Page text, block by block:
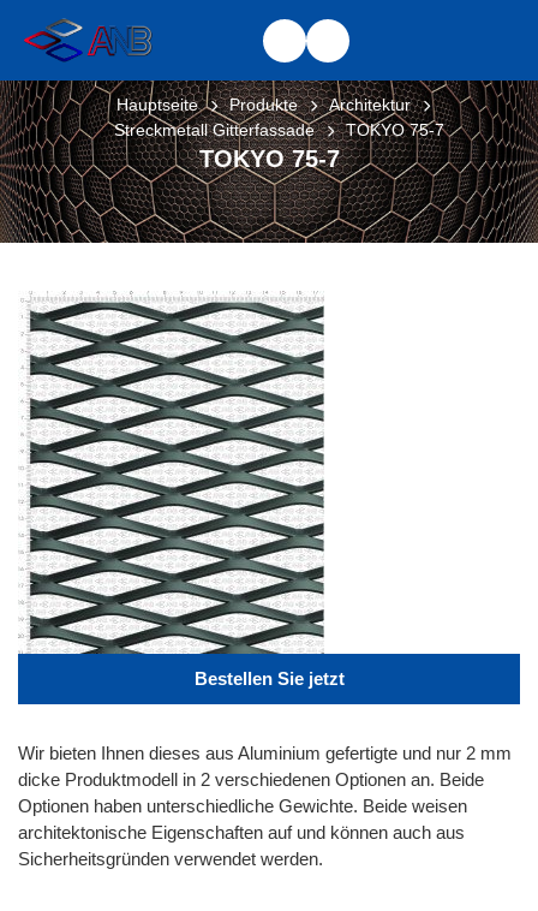
TOKYO 75-7
Hauptseite Produkte
Architektur
Streckmetall Gitterfassade
TOKYO 75-7
Bestellen Sie jetzt
Wir bieten Ihnen dieses aus Aluminium gefertigte und nur 2 mm
dicke Produktmodell in 2 verschiedenen Optionen an. Beide
Optionen haben unterschiedliche Gewichte. Beide weisen
architektonische Eigenschaften auf und können auch aus
Sicherheitsgründen verwendet werden.